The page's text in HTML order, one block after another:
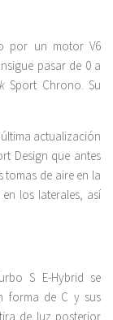
por un motor V6
pasar de 0 a
Sport Chrono. Su
actualización
Design que antes
tomas de aire en la
los laterales, así
S E-Hybrid se
forma de C y sus
de luz posterior